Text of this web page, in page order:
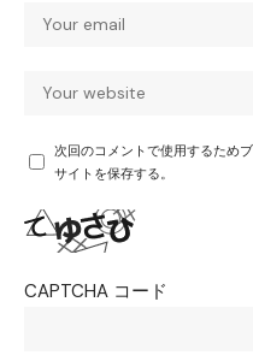
次回のコメントで使用するため
サイトを保存する。
CAPTCHA コード